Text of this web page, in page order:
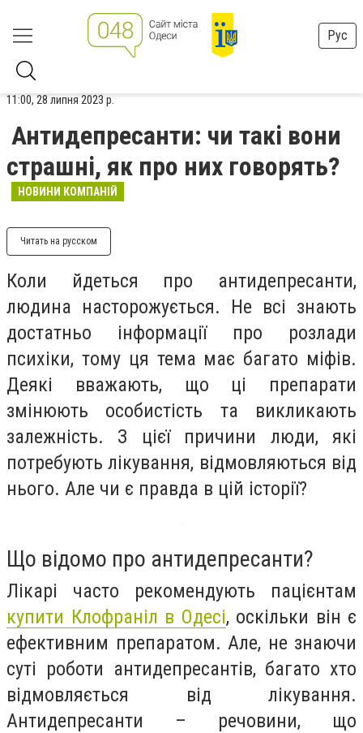
Рус
11:00, 28 липня 2023 р.
Антидепресанти: чи такі вони
страшні, як про них говорять?
НОВИНИ КОМПАНІЙ
Читать на русском
Коли йдеться про антидепресанти,
людина насторожується. Не всі знають
достатньо інформації про розлади
психіки, тому ця тема має багато міфів.
Деякі вважають, що ці препарати
змінюють особистість та викликають
залежність. З цієї причини люди, які
потребують лікування, відмовляються від
нього. Але чи є правда в цій історії?
Що відомо про антидепресанти?
Лікарі часто рекомендують пацієнтам
купити Клофраніл в Одесі, оскільки він є
ефективним препаратом. Але, не знаючи
суті роботи антидепресантів, багато хто
відмовляється від лікування.
Антидепресанти – речовини, що